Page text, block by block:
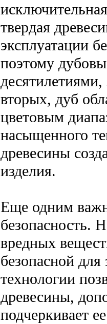
твердая
эксплуатации
поэтому
десятилетиями,
вторых, дуб
цветовым
насыщенного
древесины
изделия.
Еще одним
безопасность.
вредных
безопасной
технологии
древесины,
подчеркивает